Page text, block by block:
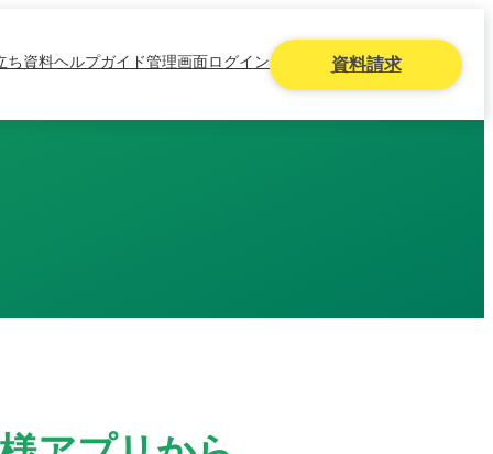
ち資料ヘルプガイド管理画面ログイン 資料請求